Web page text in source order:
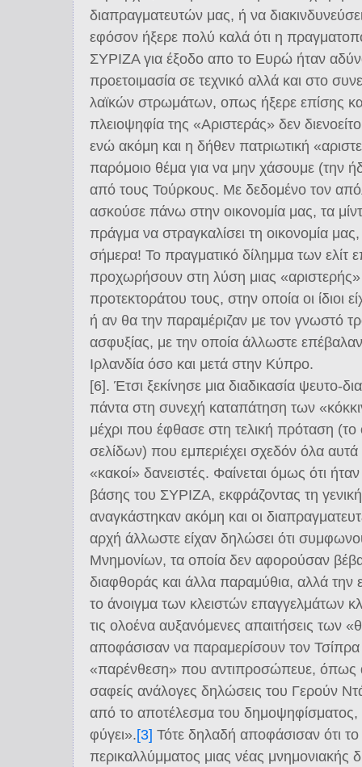
διαπραγματευτών μας, ή να
εφόσον ήξερε πολύ καλά ότι η
ΣΥΡΙΖΑ για έξοδο απο το Ευρώ ήταν
προετοιμασία σε τεχνικό αλλά και στο
λαϊκών στρωμάτων, οπως ήξερε επίσης
πλειοψηφία της «Αριστεράς» δεν
ενώ ακόμη και η δήθεν πατριωτική
παρόμοιο θέμα για να μην χάσουμε (την
από τους Τούρκους. Με δεδομένο τον
ασκούσε πάνω στην οικονομία μας, τα
πράγμα να στραγκαλίσει τη οικονομία
σήμερα! Το πραγματικό δίλημμα των ελίτ
προχωρήσουν στη λύση μιας
προτεκτοράτου τους, στην οποία οι ίδιοι
ή αν θα την παραμέριζαν με τον γνωστό
ασφυξίας, με την οποία άλλωστε
Ιρλανδία όσο και μετά στην Κύπρο.
[6]. Έτσι ξεκίνησε μια διαδικασία ψευτο-
πάντα στη συνεχή καταπάτηση των
μέχρι που έφθασε στη τελική πρόταση
σελίδων) που εμπεριέχει σχεδόν όλα
«κακοί» δανειστές. Φαίνεται όμως ότι
βάσης του ΣΥΡΙΖΑ, εκφράζοντας τη
αναγκάστηκαν ακόμη και οι
αρχή άλλωστε είχαν δηλώσει ότι
Μνημονίων, τα οποία δεν αφορούσαν
διαφθοράς και άλλα παραμύθια, αλλά την
το άνοιγμα των κλειστών επαγγελμάτων
τις ολοένα αυξανόμενες απαιτήσεις των
αποφάσισαν να παραμερίσουν τον Τσίπρα
«παρένθεση» που αντιπροσώπευε, όπως
σαφείς ανάλογες δηλώσεις του Γερούν
από το αποτέλεσμα του
φύγει».[3] Τότε δηλαδή αποφάσισαν ότι
περικαλλύμματος μιας νέας μνημονιακής